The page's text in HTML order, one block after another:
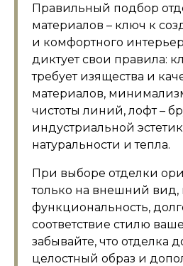
Правильный подбор
материалов – ключ к
и комфортного
диктует свои правила:
требует изящества и
материалов,
чистоты линий, лофт –
индустриальной
натуральности и тепла.
При выборе отделки
только на внешний вид,
функциональность,
соответствие стилю
забывайте, что отделка
целостный образ и